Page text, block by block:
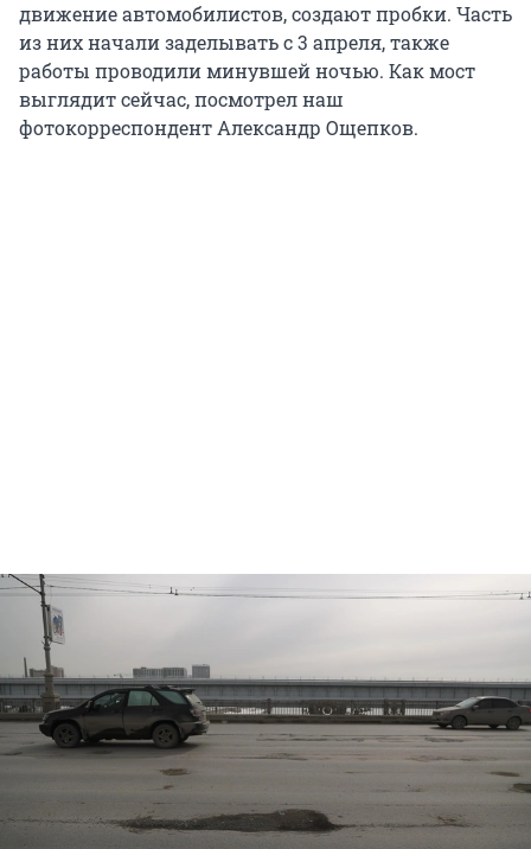
движение автомобилистов, создают пробки. Часть
из них начали заделывать с 3 апреля, также
работы проводили минувшей ночью. Как мост
выглядит сейчас, посмотрел наш
фотокорреспондент Александр Ощепков.